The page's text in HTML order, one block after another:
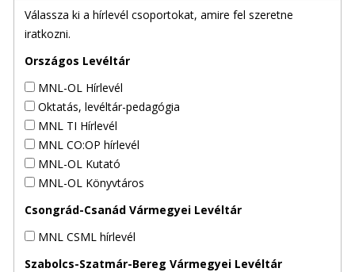
Válassza ki a hírlevél csoportokat, amire fel szeretne
iratkozni.
Országos Levéltár
MNL-OL Hírlevél
Oktatás, levéltár-pedagógia
MNL TI Hírlevél
MNL CO:OP hírlevél
MNL-OL Kutató
MNL-OL Könyvtáros
Csongrád-Csanád Vármegyei Levéltár
MNL CSML hírlevél
Szabolcs-Szatmár-Bereg Vármegyei Levéltár